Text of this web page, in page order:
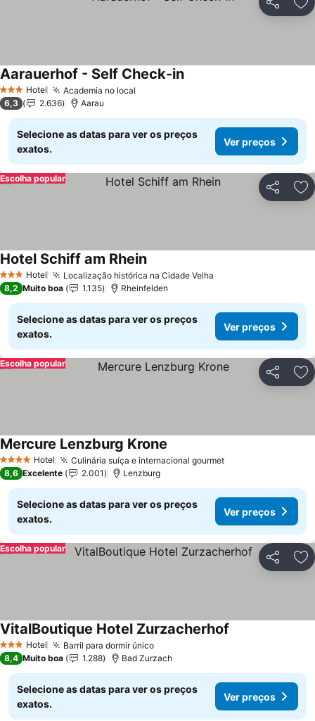
Partilhar
3 EstrelasHotel Academia no local
Aarauerhof - Self Check-in
6,3 2.636 Aarau
Selecione as datas para ver os preços
exatos.
Ver preços
Partilhar
Escolha popular
3 EstrelasHotel Localização histórica na Cidade Velha
Hotel Schiff am Rhein
8,2 Muito boa 1.135 Rheinfelden
Selecione as datas para ver os preços
exatos.
Ver preços
Partilhar
Escolha popular
4 EstrelasHotel Culinária suíça e internacional gourmet
Mercure Lenzburg Krone
8,6 Excelente 2.001 Lenzburg
Selecione as datas para ver os preços
exatos.
Ver preços
Partilhar
Escolha popular
3 EstrelasHotel Barril para dormir único
VitalBoutique Hotel Zurzacherhof
8,4 Muito boa 1.288 Bad Zurzach
Selecione as datas para ver os preços
exatos.
Ver preços